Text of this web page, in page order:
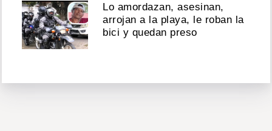
Lo amordazan, asesinan,
arrojan a la playa, le roban la
bici y quedan preso